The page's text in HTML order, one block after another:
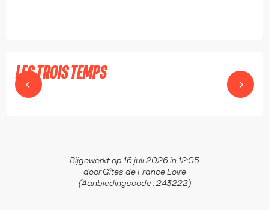
LES TROIS TEMPS
SAINT-DIDIER-SUR-ROCHEFORT
Bijgewerkt op 16 juli 2026 in 12:05
door Gîtes de France Loire
(Aanbiedingscode :243222)